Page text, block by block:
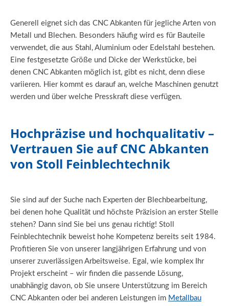
Generell eignet sich das CNC Abkanten für jegliche Arten von
Metall und Blechen. Besonders häufig wird es für Bauteile
verwendet, die aus Stahl, Aluminium oder Edelstahl bestehen.
Eine festgesetzte Größe und Dicke der Werkstücke, bei
denen CNC Abkanten möglich ist, gibt es nicht, denn diese
variieren. Hier kommt es darauf an, welche Maschinen genutzt
werden und über welche Presskraft diese verfügen.
Hochpräzise und hochqualitativ –
Vertrauen Sie auf CNC Abkanten
von Stoll Feinblechtechnik
Sie sind auf der Suche nach Experten der Blechbearbeitung,
bei denen hohe Qualität und höchste Präzision an erster Stelle
stehen? Dann sind Sie bei uns genau richtig! Stoll
Feinblechtechnik beweist hohe Kompetenz bereits seit 1984.
Profitieren Sie von unserer langjährigen Erfahrung und von
unserer zuverlässigen Arbeitsweise. Egal, wie komplex Ihr
Projekt erscheint – wir finden die passende Lösung,
unabhängig davon, ob Sie unsere Unterstützung im Bereich
CNC Abkanten oder bei anderen Leistungen im Metallbau